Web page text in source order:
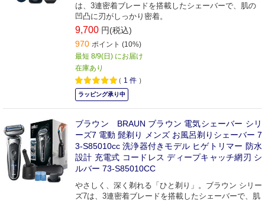
は、3連密着ブレードを搭載したシェーバーで、肌の
凹凸に刃がしっかり密着。
9,700 円(税込)
970 ポイント (10%)
最短 8/9(日) にお届け
在庫あり
（ 1 件 ）
ラッピング承り中
ブラウン BRAUN ブラウン 電気シェーバー シリ
ーズ7 電動 髭剃り メンズ お風呂剃りシェーバー 7
3-S85010cc 洗浄器付きモデル ヒゲトリマー 防水
設計 充電式 コードレス ディープキャッチ網刃 シ
ルバー 73-S85010CC
やさしく、深く剃れる「ひと剃り」。ブラウン シリー
ズ7は、3連密着ブレードを搭載したシェーバーで、肌